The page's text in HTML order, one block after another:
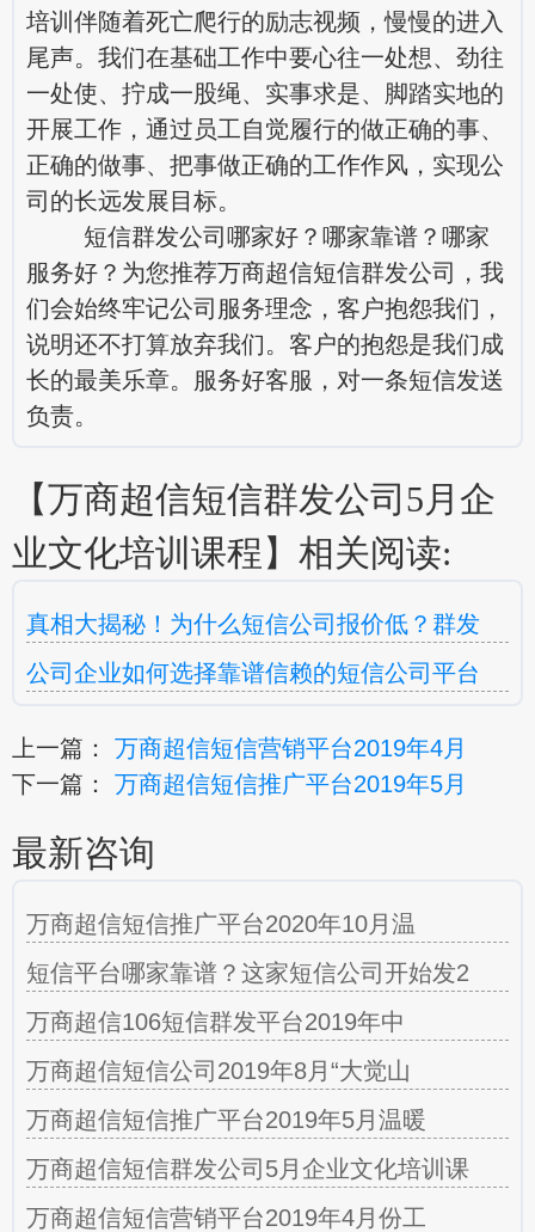
培训伴随着死亡爬行的励志视频，慢慢的进入
尾声。我们在基础工作中要心往一处想、劲往
一处使、拧成一股绳、实事求是、脚踏实地的
开展工作，通过员工自觉履行的做正确的事、
正确的做事、把事做正确的工作作风，实现公
司的长远发展目标。
短信群发公司哪家好？哪家靠谱？哪家
服务好？为您推荐万商超信短信群发公司，我
们会始终牢记公司服务理念，客户抱怨我们，
说明还不打算放弃我们。客户的抱怨是我们成
长的最美乐章。服务好客服，对一条短信发送
负责。
【万商超信短信群发公司5月企
业文化培训课程】相关阅读:
真相大揭秘！为什么短信公司报价低？群发
公司企业如何选择靠谱信赖的短信公司平台
上一篇： 万商超信短信营销平台2019年4月
下一篇： 万商超信短信推广平台2019年5月
最新咨询
万商超信短信推广平台2020年10月温
短信平台哪家靠谱？这家短信公司开始发2
万商超信106短信群发平台2019年中
万商超信短信公司2019年8月“大觉山
万商超信短信推广平台2019年5月温暖
万商超信短信群发公司5月企业文化培训课
万商超信短信营销平台2019年4月份工